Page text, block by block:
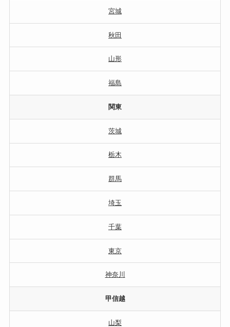
宮城
秋田
山形
福島
関東
茨城
栃木
群馬
埼玉
千葉
東京
神奈川
甲信越
山梨